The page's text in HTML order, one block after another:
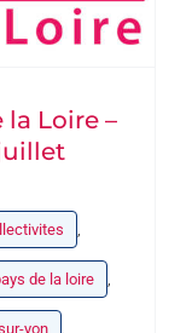
la Loire –
,
de la loire ,
yon ,